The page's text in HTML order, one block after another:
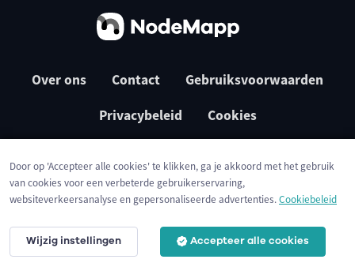
Over ons Contact Gebruiksvoorwaarden
Privacybeleid Cookies
© 2026 NodeMapp BV
Door op 'Accepteer alle cookies' te klikken, ga je akkoord met het gebruik
van cookies voor een verbeterde gebruikerservaring,
websiteverkeersanalyse en gepersonaliseerde advertenties.Cookiebeleid
Wijzig instellingen Accepteer alle cookies